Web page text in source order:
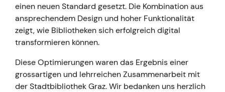
einen neuen Standard gesetzt. Die Kombination aus
ansprechendem Design und hoher Funktionalität
zeigt, wie Bibliotheken sich erfolgreich digital
transformieren können.
Diese Optimierungen waren das Ergebnis einer
grossartigen und lehrreichen Zusammenarbeit mit
der Stadtbibliothek Graz. Wir bedanken uns herzlich